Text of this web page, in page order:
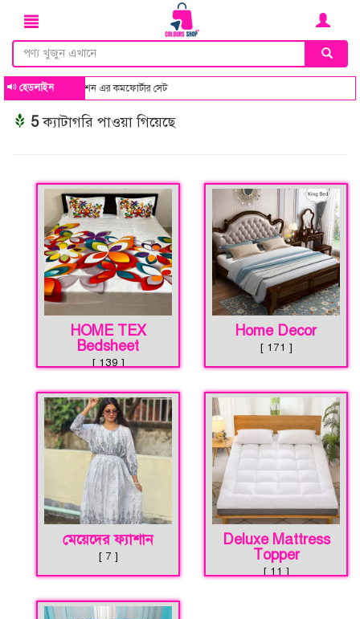
হেডলাইন
ও কালার কম্বিনেশন এর কমফোর্টার সেট
5ক্যাটাগরি পাওয়া গিয়েছে
HOME TEX
Bedsheet
[ 139 ]
Home Decor
[ 171 ]
মেয়েদের ফ্যাশান
[ 7 ]
Deluxe Mattress
Topper
[ 11 ]